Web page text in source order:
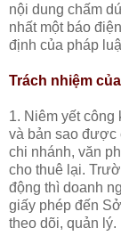
nội dung chấm
nhất một báo
định của pháp
Trách nhiệm
1. Niêm yết công
và bản sao được
chi nhánh, văn
cho thuê lại.
động thì doanh
giấy phép đến
theo dõi, quản lý.